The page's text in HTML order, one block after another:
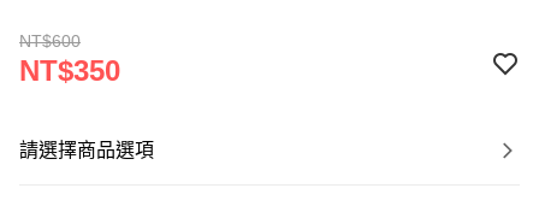
NT$600
NT$350
請選擇商品選項